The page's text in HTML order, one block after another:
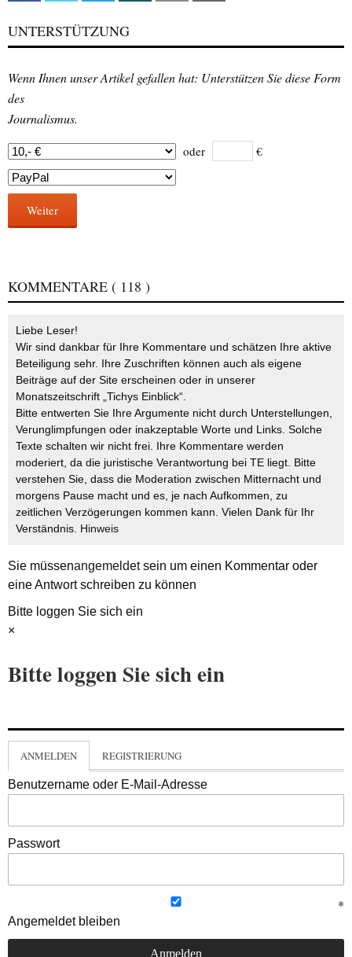
UNTERSTÜTZUNG
Wenn Ihnen unser Artikel gefallen hat: Unterstützen Sie diese Form
des
Journalismus.
oder €
Weiter
KOMMENTARE ( 118 )
Liebe Leser!
Wir sind dankbar für Ihre Kommentare und schätzen Ihre aktive
Beteiligung sehr. Ihre Zuschriften können auch als eigene
Beiträge auf der Site erscheinen oder in unserer
Monatszeitschrift „Tichys Einblick“.
Bitte entwerten Sie Ihre Argumente nicht durch Unterstellungen,
Verunglimpfungen oder inakzeptable Worte und Links. Solche
Texte schalten wir nicht frei. Ihre Kommentare werden
moderiert, da die juristische Verantwortung bei TE liegt. Bitte
verstehen Sie, dass die Moderation zwischen Mitternacht und
morgens Pause macht und es, je nach Aufkommen, zu
zeitlichen Verzögerungen kommen kann. Vielen Dank für Ihr
Verständnis. Hinweis
Sie müssenangemeldetsein um einen Kommentar oder
eine Antwort schreiben zu können
Bitte loggen Sie sich ein
×
Bitte loggen Sie sich ein
ANMELDEN REGISTRIERUNG
Benutzername oder E-Mail-Adresse
Passwort
Angemeldet bleiben